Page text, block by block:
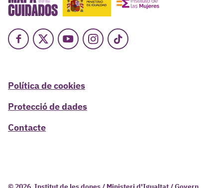
Facebook
X YoutubeInstagram
TikTok
Política de cookies
Protecció de dades
Contacte
© 2026, Institut de les dones / Ministeri d'Igualtat / Govern